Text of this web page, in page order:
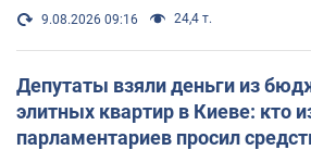
9.08.2026 09:16 24,4 т.
Депутаты взяли деньги из
элитных квартир в Киеве: кто
парламентариев просил